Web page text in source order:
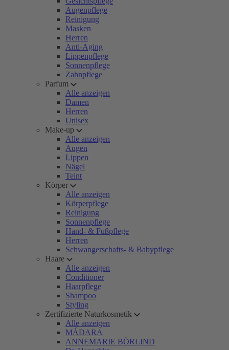
Augenpflege
Reinigung
Masken
Herren
Anti-Aging
Lippenpflege
Sonnenpflege
Zahnpflege
Parfum
Alle anzeigen
Damen
Herren
Unisex
Make-up
Alle anzeigen
Augen
Lippen
Nägel
Teint
Körper
Alle anzeigen
Körperpflege
Reinigung
Sonnenpflege
Hand- & Fußpflege
Herren
Schwangerschafts- & Babypflege
Haare
Alle anzeigen
Conditioner
Haarpflege
Shampoo
Styling
Zertifizierte Naturkosmetik
Alle anzeigen
MÁDARA
ANNEMARIE BÖRLIND